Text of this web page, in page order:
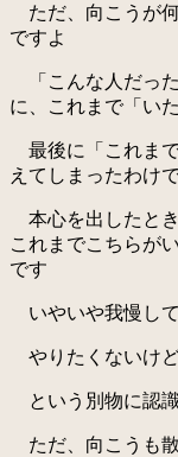
ただ、向こうが
ですよ
「こんな人だっ
に、これまで「い
最後に「これま
えてしまったわけ
本心を出したとき
これまでこちらが
です
いやいや我慢し
やりたくないけ
という別物に認
ただ、向こうも